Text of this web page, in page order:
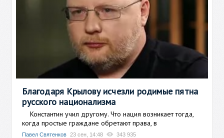
Благодаря Крылову исчезли родимые пятна
русского национализма
Константин учил другому. Что нация возникает тогда,
когда простые граждане обретают права, в
Павел Святенков 23 сен, 14:48 343 935